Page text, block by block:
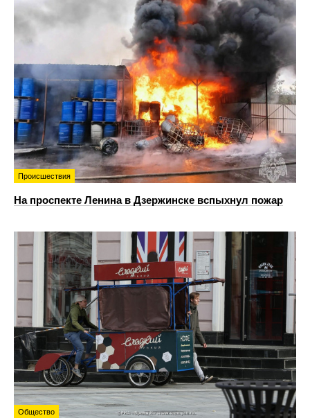
Происшествия
На проспекте Ленина в Дзержинске вспыхнул пожар
Общество